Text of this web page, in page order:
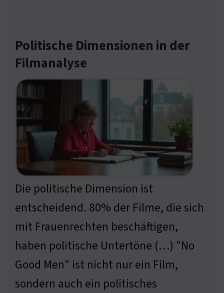
Politische Dimensionen in der
Filmanalyse
Die politische Dimension ist
entscheidend. 80% der Filme, die sich
mit Frauenrechten beschäftigen,
haben politische Untertöne (…) "No
Good Men" ist nicht nur ein Film,
sondern auch ein politisches